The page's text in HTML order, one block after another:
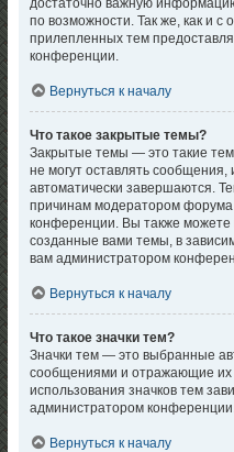
достаточно важную
по возможности. Так же, как и
прилепленных тем
конференции.
Вернуться к началу
Что такое закрытые темы?
Закрытые темы — это такие
не могут оставлять
автоматически завершаются.
причинам модератором
конференции. Вы также можете
созданные вами темы, в
вам администратором
Вернуться к началу
Что такое значки тем?
Значки тем — это выбранные
сообщениями и отражающие
использования значков тем
администратором
Вернуться к началу